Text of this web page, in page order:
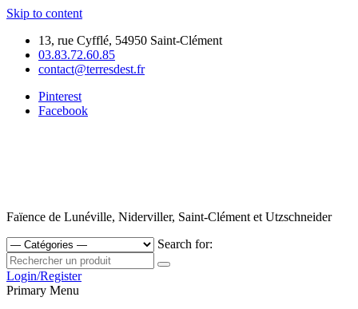
Skip to content
13, rue Cyfflé, 54950 Saint-Clément
03.83.72.60.85
contact@terresdest.fr
Pinterest
Facebook
Faïence de Lunéville, Niderviller, Saint-Clément et Utzschneider
Search for:
Login/Register
Primary Menu